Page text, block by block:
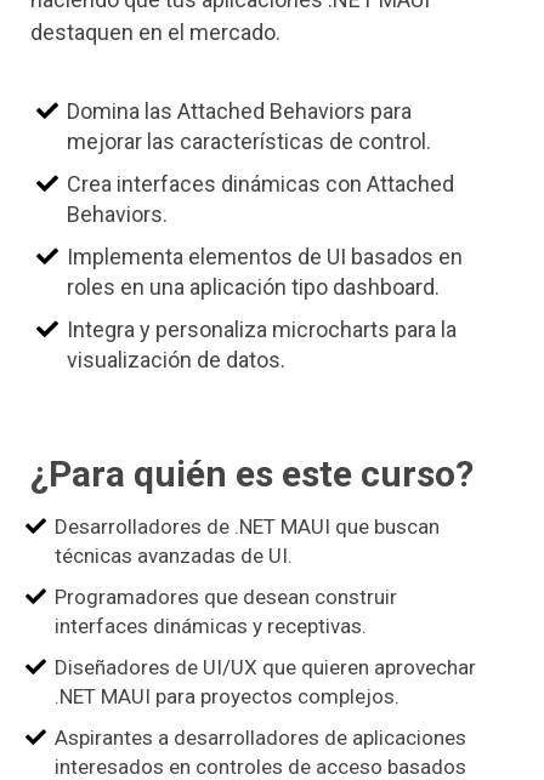
destaquen en el mercado.
Domina las Attached Behaviors para
mejorar las características de control.
Crea interfaces dinámicas con Attached
Behaviors.
Implementa elementos de UI basados en
roles en una aplicación tipo dashboard.
Integra y personaliza microcharts para la
visualización de datos.
¿Para quién es este curso?
Desarrolladores de .NET MAUI que buscan
técnicas avanzadas de UI.
Programadores que desean construir
interfaces dinámicas y receptivas.
Diseñadores de UI/UX que quieren aprovechar
.NET MAUI para proyectos complejos.
Aspirantes a desarrolladores de aplicaciones
interesados en controles de acceso basados